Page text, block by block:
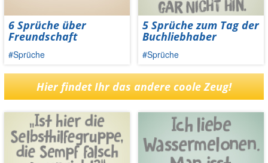
6 Sprüche über
Freundschaft
#Sprüche
5 Sprüche zum Tag der
Buchliebhaber
#Sprüche
Hier findet Ihr das andere coole Zeug!